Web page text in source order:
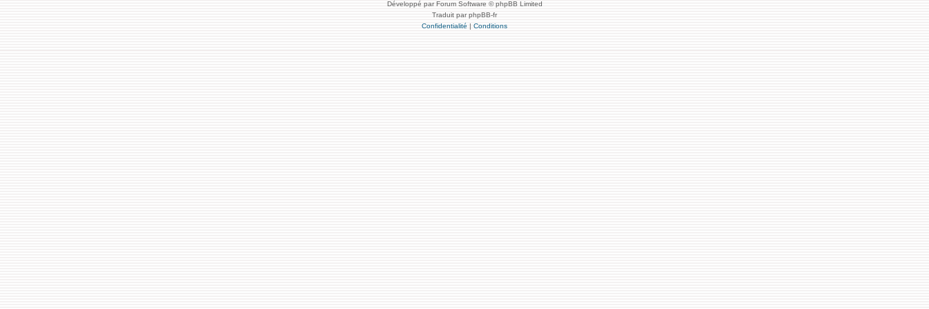
Développé par Forum Software © phpBB Limited
Traduit par phpBB-fr
Confidentialité | Conditions